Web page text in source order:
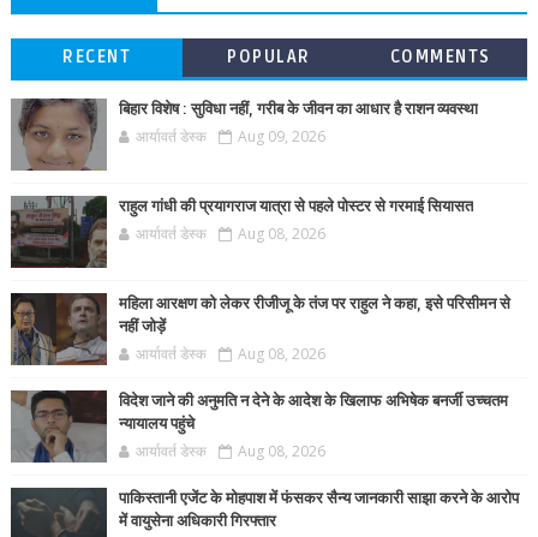
RECENT POPULAR COMMENTS
बिहार विशेष : सुविधा नहीं, गरीब के जीवन का आधार है राशन व्यवस्था
आर्यावर्त डेस्क Aug 09, 2026
राहुल गांधी की प्रयागराज यात्रा से पहले पोस्टर से गरमाई सियासत
आर्यावर्त डेस्क Aug 08, 2026
महिला आरक्षण को लेकर रीजीजू के तंज पर राहुल ने कहा, इसे परिसीमन से
नहीं जोड़ें
आर्यावर्त डेस्क Aug 08, 2026
विदेश जाने की अनुमति न देने के आदेश के खिलाफ अभिषेक बनर्जी उच्चतम
न्यायालय पहुंचे
आर्यावर्त डेस्क Aug 08, 2026
पाकिस्तानी एजेंट के मोहपाश में फंसकर सैन्य जानकारी साझा करने के आरोप
में वायुसेना अधिकारी गिरफ्तार